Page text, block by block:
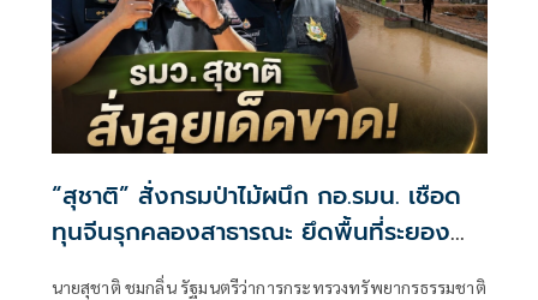
“สุชาติ” สั่งกรมป่าไม้ผนึก กอ.รมน. เชือด
ทุนจีนรุกคลองสาธารณะ ยึดพื้นที่ระยอง
กว่า 4 ไร่ ฟันคดีถึงที่สุด
นายสุชาติ ชมกลิ่น รัฐมนตรีว่าการกระทรวงทรัพยากรธรรมชาติ